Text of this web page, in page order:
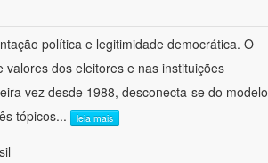
política e legitimidade democrática. O
dos eleitores e nas instituições
vez desde 1988, desconecta-se do modelo
tópicos... leia mais